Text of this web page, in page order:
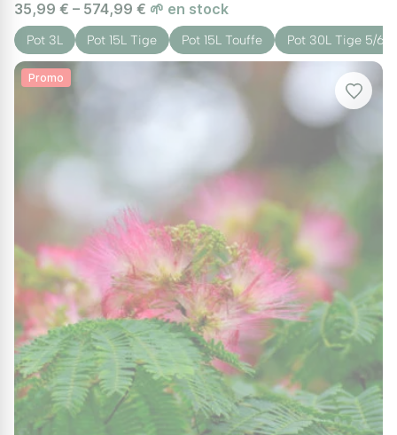
35,99 € – 574,99 € 🌱 en stock
Pot 3L Pot 15L Tige Pot 15L Touffe Pot 30L Tige 5/6
Promo